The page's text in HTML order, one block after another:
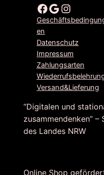
Facebook Google Instagram
en
Datenschutz
Impressum
Zahlungsarten
Versand&Lieferung
“Digitalen und
zusammendenken”
des Landes NRW
Online Shop